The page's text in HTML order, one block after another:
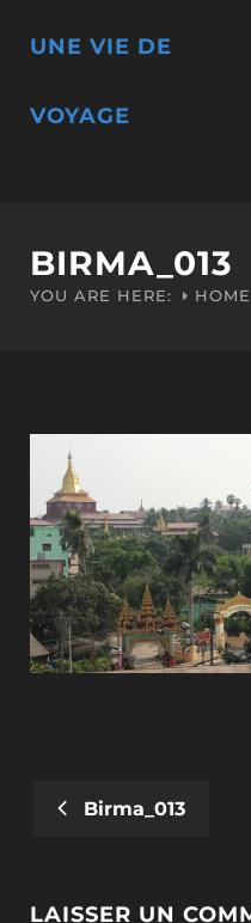
UNE VIE DE
VOYAGE
BIRMA_013
YOU ARE HERE: HOME
NAVIGATION
Birma_013
LAISSER UN